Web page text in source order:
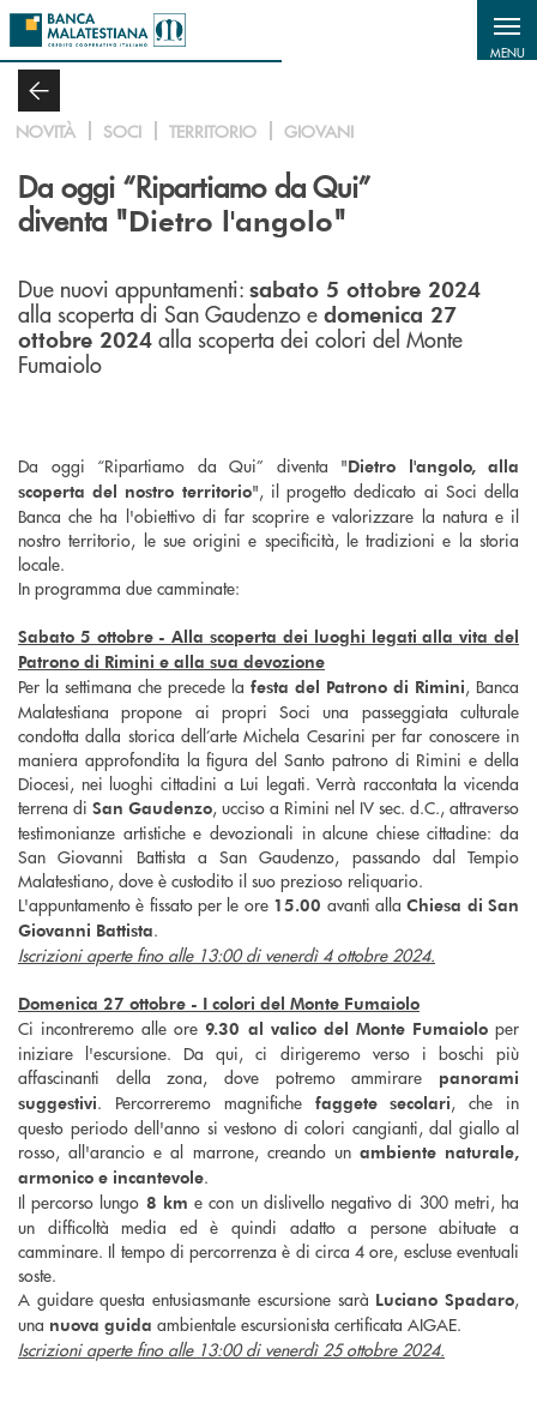
Salta al contenuto principale
MENU
NOVITÀ SOCI TERRITORIO GIOVANI
Da oggi “Ripartiamo da Qui”
diventa "Dietro l'angolo"
Due nuovi appuntamenti: sabato 5 ottobre 2024
alla scoperta di San Gaudenzo e domenica 27
ottobre 2024 alla scoperta dei colori del Monte
Fumaiolo
Da oggi “Ripartiamo da Qui” diventa "Dietro l'angolo, alla
scoperta del nostro territorio", il progetto dedicato ai Soci della
Banca che ha l'obiettivo di far scoprire e valorizzare la natura e il
nostro territorio, le sue origini e specificità, le tradizioni e la storia
locale.
In programma due camminate:
Sabato 5 ottobre -Alla scoperta dei luoghi legati alla vita del
Patrono di Rimini e alla sua devozione
Per la settimana che precede la festa del Patrono di Rimini, Banca
Malatestiana propone ai propri Soci una passeggiata culturale
condotta dalla storica dell’arte Michela Cesarini per far conoscere in
maniera approfondita la figura del Santo patrono di Rimini e della
Diocesi, nei luoghi cittadini a Lui legati. Verrà raccontata la vicenda
terrena di San Gaudenzo, ucciso a Rimini nel IV sec. d.C., attraverso
testimonianze artistiche e devozionali in alcune chiese cittadine: da
San Giovanni Battista a San Gaudenzo, passando dal Tempio
Malatestiano, dove è custodito il suo prezioso reliquario.
L'appuntamento è fissato per le ore 15.00 avanti allaChiesa di San
Giovanni Battista.
Iscrizioni aperte fino alle 13:00 di venerdì 4 ottobre 2024.
Domenica 27 ottobre - I colori del Monte Fumaiolo
Ci incontreremo alle ore9.30 al valico del Monte Fumaioloper
iniziare l'escursione. Da qui, ci dirigeremo verso i boschi più
affascinanti della zona, dove potremo ammirare panorami
suggestivi. Percorreremo magnifiche faggete secolari, che in
questo periodo dell'anno si vestono di colori cangianti, dal giallo al
rosso, all'arancio e al marrone, creando un ambiente naturale,
armonico e incantevole.
Il percorso lungo 8 km e con un dislivello negativo di 300 metri, ha
un difficoltà media ed è quindi adatto a persone abituate a
camminare. Il tempo di percorrenza è di circa 4 ore, escluse eventuali
soste.
A guidare questa entusiasmante escursione sarà Luciano Spadaro,
una nuova guida ambientale escursionista certificata AIGAE.
Iscrizioni aperte fino alle 13:00 di venerdì 25 ottobre 2024.